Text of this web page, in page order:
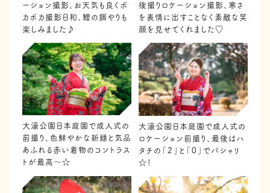
ーション撮影、お天気も良くポ
カポカ撮影日和、鯉の餌やりも
楽しみました♪
後撮りロケーション撮影、寒さ
を表情に出すことなく素敵な笑
顔を見せてくれました♡
大濠公園日本庭園で成人式の
前撮り、色鮮やかな新緑と気品
あふれる赤い着物のコントラス
トが最高〜☆
大濠公園日本庭園で成人式の
ロケーション前撮り、最後はハ
タチの「２」と「０」でパシャリ
☆！